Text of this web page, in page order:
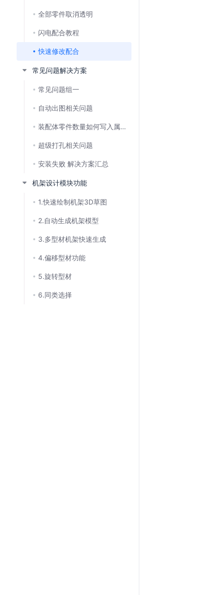
全部零件取消透明
闪电配合教程
快速修改配合
常见问题解决方案
常见问题组一
自动出图相关问题
装配体零件数量如何写入属性,再关联工程图?
超级打孔相关问题
安装失败 解决方案汇总
机架设计模块功能
1.快速绘制机架3D草图
2.自动生成机架模型
3.多型材机架快速生成
4.偏移型材功能
5.旋转型材
6.同类选择